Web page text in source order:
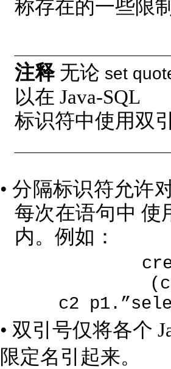
称存在的一些限
注释 无论 set
以在 Java-SQL
标识符中使用双
•分隔标识符允许
每次在语句中 使
内。例如：
c2
• 双引号仅将各个
限定名引起来。